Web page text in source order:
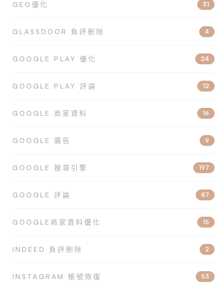
GEO優化 31
GLASSDOOR 負評刪除 4
GOOGLE PLAY 優化 24
GOOGLE PLAY 評論 12
GOOGLE 商家資料 16
GOOGLE 廣告 9
GOOGLE 搜尋引擎 197
GOOGLE 評論 87
GOOGLE商家資料優化 15
INDEED 負評刪除 2
INSTAGRAM 帳號恢復 53